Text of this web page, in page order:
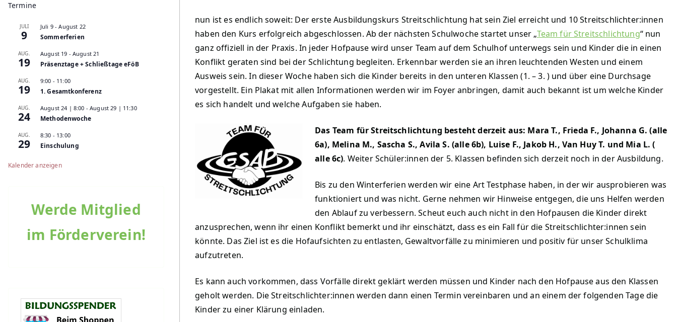
nun ist es endlich soweit: Der erste Ausbildungskurs Streitschlichtung hat sein Ziel erreicht und 10 Streitschlichter:innen
haben den Kurs erfolgreich abgeschlossen. Ab der nächsten Schulwoche startet unser „Team für Streitschlichtung“ nun
ganz offiziell in der Praxis. In jeder Hofpause wird unser Team auf dem Schulhof unterwegs sein und Kinder die in einen
Konflikt geraten sind bei der Schlichtung begleiten. Erkennbar werden sie an ihren leuchtenden Westen und einem
Ausweis sein. In dieser Woche haben sich die Kinder bereits in den unteren Klassen (1. – 3. ) und über eine Durchsage
vorgestellt. Ein Plakat mit allen Informationen werden wir im Foyer anbringen, damit auch bekannt ist um welche Kinder
es sich handelt und welche Aufgaben sie haben.
Das Team für Streitschlichtung besteht derzeit aus: Mara T., Frieda F., Johanna G. (alle
6a), Melina M., Sascha S., Avila S. (alle 6b), Luise F., Jakob H., Van Huy T. und Mia L. (
alle 6c). Weiter Schüler:innen der 5. Klassen befinden sich derzeit noch in der Ausbildung.
Bis zu den Winterferien werden wir eine Art Testphase haben, in der wir ausprobieren was
funktioniert und was nicht. Gerne nehmen wir Hinweise entgegen, die uns Helfen werden
den Ablauf zu verbessern. Scheut euch auch nicht in den Hofpausen die Kinder direkt
anzusprechen, wenn ihr einen Konflikt bemerkt und ihr einschätzt, dass es ein Fall für die Streitschlichter:innen sein
könnte. Das Ziel ist es die Hofaufsichten zu entlasten, Gewaltvorfälle zu minimieren und positiv für unser Schulklima
aufzutreten.
Es kann auch vorkommen, dass Vorfälle direkt geklärt werden müssen und Kinder nach den Hofpause aus den Klassen
geholt werden. Die Streitschlichter:innen werden dann einen Termin vereinbaren und an einem der folgenden Tage die
Kinder zu einer Klärung einladen.
Termine
JULI
9
Juli 9-August 22
Sommerferien
AUG.
19
August 19 - August 21
Präsenztage + Schließtage eFöB
AUG.
19
9:00 - 11:00
1. Gesamtkonferenz
AUG.
24
August 24 | 8:00 -August 29 | 11:30
Methodenwoche
AUG.
29
8:30 - 13:00
Einschulung
Kalender anzeigen
Werde Mitglied
im Förderverein!